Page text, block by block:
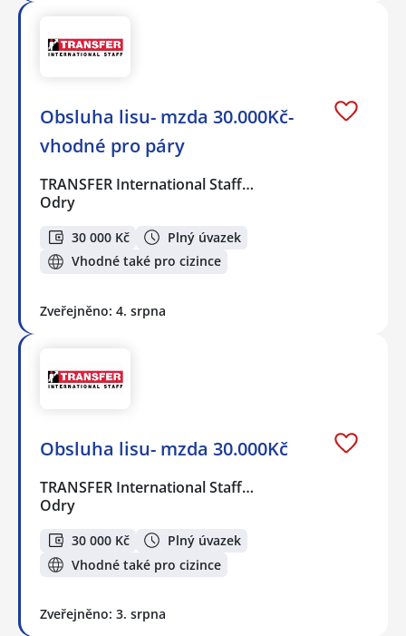
Obsluha lisu- mzda 30.000Kč-
vhodné pro páry
TRANSFER International Staff…
Odry
30 000 Kč
Plný úvazek
Vhodné také pro cizince
Zveřejněno: 4. srpna
Obsluha lisu- mzda 30.000Kč
TRANSFER International Staff…
Odry
30 000 Kč
Plný úvazek
Vhodné také pro cizince
Zveřejněno: 3. srpna